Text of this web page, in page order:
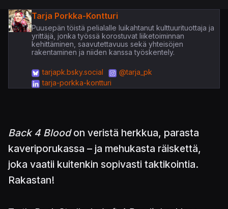
Tarja Porkka-Kontturi
Puusepän töistä pelialalle luikahtanut kulttuurituottaja ja
yrittäjä, jonka työssä korostuvat liiketoiminnan
kehittäminen, saavutettavuus sekä yhteisöjen
rakentaminen ja niiden kanssa työskentely.
tarjapk.bsky.social
@tarja_pk
tarja-porkka-kontturi
Back 4 Bloodon veristä herkkua, parasta
kaveriporukassa – ja mehukasta räiskettä,
joka vaatii kuitenkin sopivasti taktikointia.
Rakastan!